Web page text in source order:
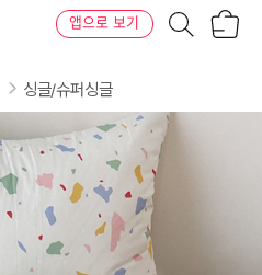
앱으로 보기
싱글/슈퍼싱글